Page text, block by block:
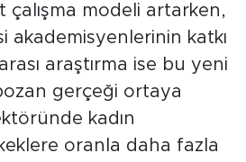
çalışma modeli artarken,
akademisyenlerinin katkı
araştırma ise bu yeni
gerçeği ortaya
kadın
oranla daha fazla